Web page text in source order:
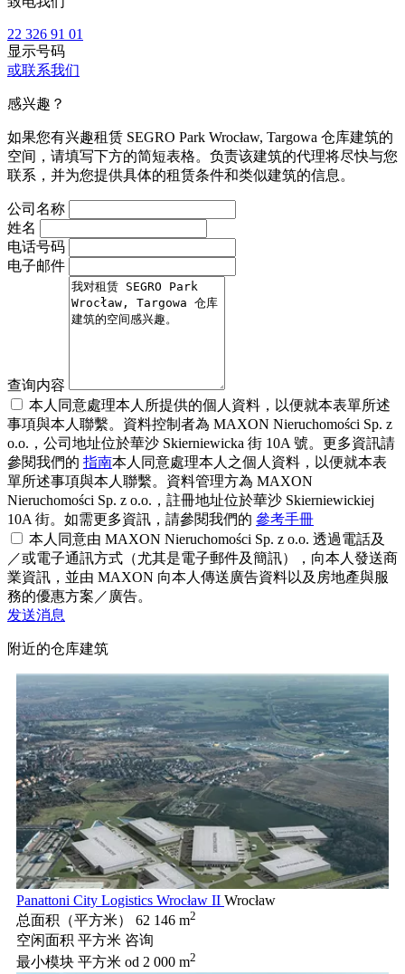
22 326 91 01
显示号码
或联系我们
感兴趣？
如果您有兴趣租赁 SEGRO Park Wrocław, Targowa 仓库建筑的
空间，请填写下方的简短表格。负责该建筑的代理将尽快与您
联系，并为您提供具体的租赁条件和类似建筑的信息。
公司名称
姓名
电话号码
电子邮件
查询内容
本人同意處理本人所提供的個人資料，以便就本表單所述
事項與本人聯繫。資料控制者為 MAXON Nieruchomości Sp. z
o.o.，公司地址位於華沙 Skierniewicka 街 10A 號。更多資訊請
參閱我們的 指南本人同意處理本人之個人資料，以便就本表
單所述事項與本人聯繫。資料管理方為 MAXON
Nieruchomości Sp. z o.o.，註冊地址位於華沙 Skierniewickiej
10A 街。如需更多資訊，請參閱我們的 參考手冊
本人同意由 MAXON Nieruchomości Sp. z o.o. 透過電話及
／或電子通訊方式（尤其是電子郵件及簡訊），向本人發送商
業資訊，並由 MAXON 向本人傳送廣告資料以及房地產與服
務的優惠方案／廣告。
发送消息
附近的仓库建筑
Panattoni City Logistics Wrocław II Wrocław
总面积（平方米）
62 146 m2
空闲面积 平方米 咨询
最小模块 平方米 od 2 000 m2